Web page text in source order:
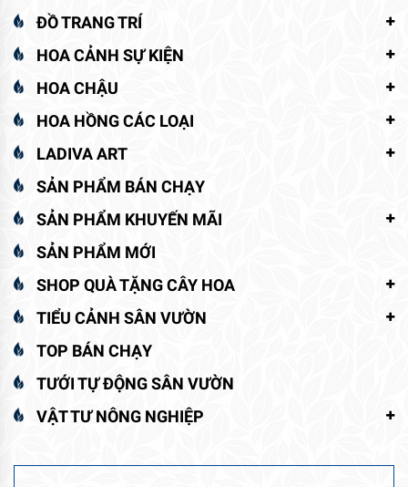
ĐỒ TRANG TRÍ
HOA CẢNH SỰ KIỆN
HOA CHẬU
HOA HỒNG CÁC LOẠI
LADIVA ART
SẢN PHẨM BÁN CHẠY
SẢN PHẨM KHUYẾN MÃI
SẢN PHẨM MỚI
SHOP QUÀ TẶNG CÂY HOA
TIỂU CẢNH SÂN VƯỜN
TOP BÁN CHẠY
TƯỚI TỰ ĐỘNG SÂN VƯỜN
VẬT TƯ NÔNG NGHIỆP